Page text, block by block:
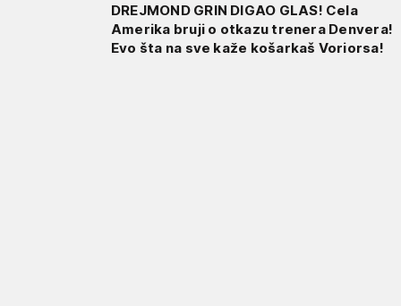
DREJMOND GRIN DIGAO GLAS! Cela
Amerika bruji o otkazu trenera Denvera!
Evo šta na sve kaže košarkaš Voriorsa!